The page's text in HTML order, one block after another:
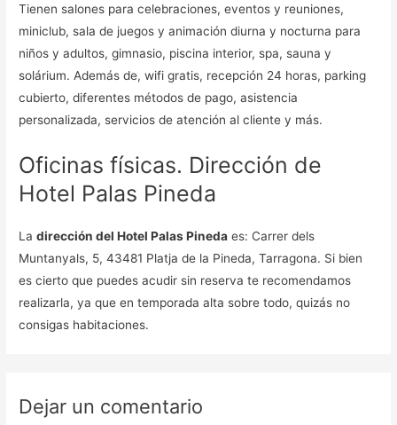
Tienen salones para celebraciones, eventos y reuniones,
miniclub, sala de juegos y animación diurna y nocturna para
niños y adultos, gimnasio, piscina interior, spa, sauna y
solárium. Además de, wifi gratis, recepción 24 horas, parking
cubierto, diferentes métodos de pago, asistencia
personalizada, servicios de atención al cliente y más.
Oficinas físicas. Dirección de
Hotel Palas Pineda
Ladirección del Hotel Palas Pineda es: Carrer dels
Muntanyals, 5, 43481 Platja de la Pineda, Tarragona. Si bien
es cierto que puedes acudir sin reserva te recomendamos
realizarla, ya que en temporada alta sobre todo, quizás no
consigas habitaciones.
Dejar un comentario